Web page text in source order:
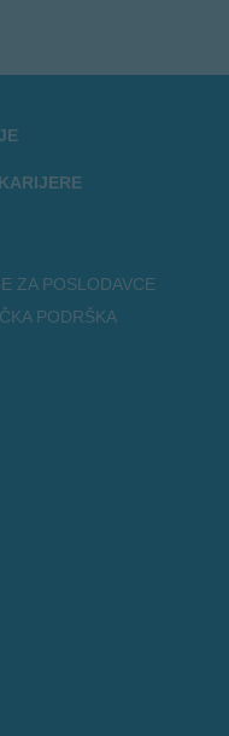
ZA POSLODAVCE
PODRŠKA